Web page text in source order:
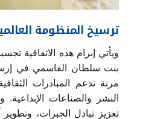
ترسيخ المنظومة
ويأتي إبرام هذه الاتفاقية
بنت سلطان القاسمي في
مرنة تدعم المبادرات
النشر والصناعات
تعزيز تبادل الخبرات،